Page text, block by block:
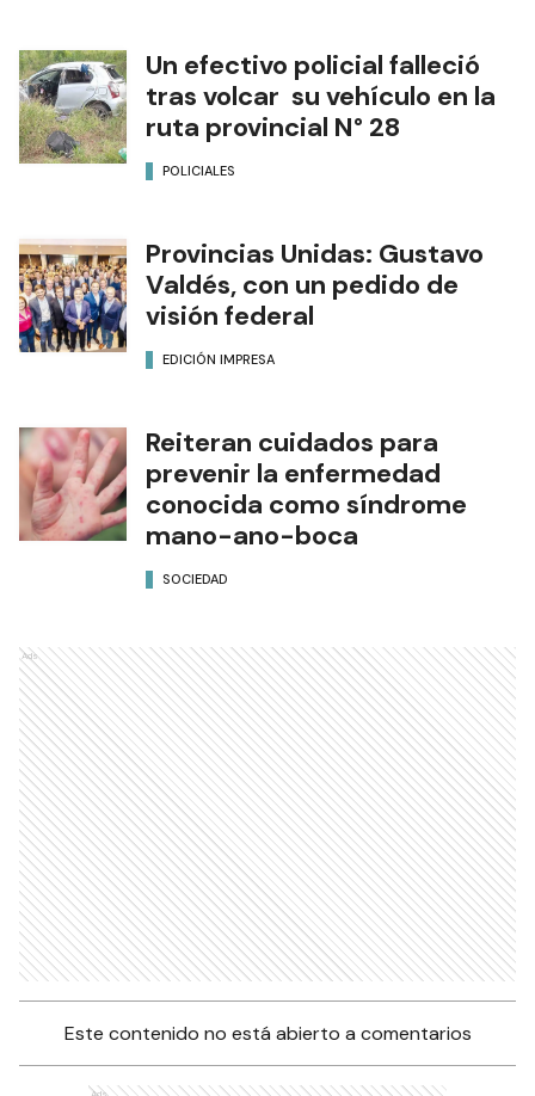
Un efectivo policial falleció
tras volcar su vehículo en la
ruta provincial N° 28
POLICIALES
Provincias Unidas: Gustavo
Valdés, con un pedido de
visión federal
EDICIÓN IMPRESA
Reiteran cuidados para
prevenir la enfermedad
conocida como síndrome
mano-ano-boca
SOCIEDAD
Ads
Este contenido no está abierto a comentarios
Ads